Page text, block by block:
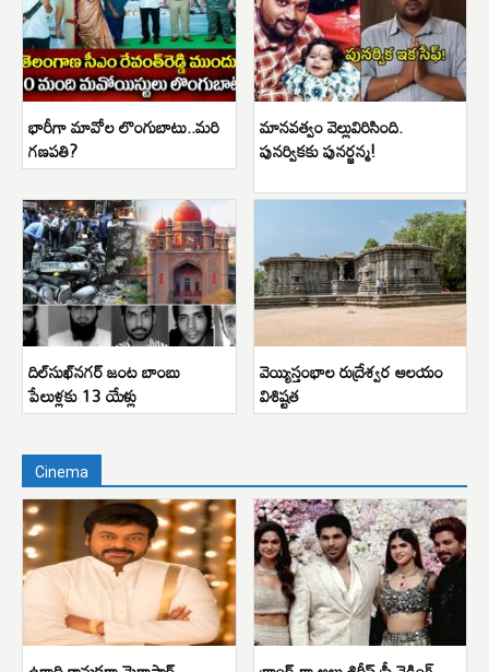
భారీగా మావోల లొంగుబాటు..మరి
గణపతి?
మానవత్వం వెల్లువిరిసింది.
పునర్వికకు పునర్జన్మ!
దిల్‌సుఖ్‌నగర్ జంట బాంబు
పేలుళ్లకు 13 యేళ్లు
వెయ్యిస్తంభాల రుద్రేశ్వర ఆలయం
విశిష్టత
Cinema